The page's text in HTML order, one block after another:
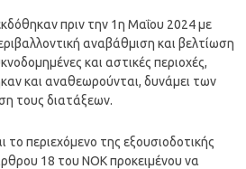
πριν την 1η Μαΐου 2024 με
αναβάθμιση και βελτίωση
και αστικές περιοχές,
και αναθεωρούνται, δυνάμει των
τους διατάξεων.
το περιεχόμενο της εξουσιοδοτικής
18 του ΝΟΚ προκειμένου να